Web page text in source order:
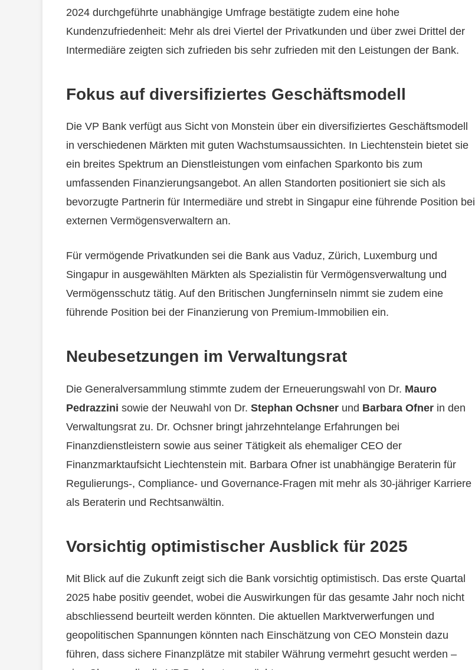
2024 durchgeführte unabhängige Umfrage bestätigte zudem eine hohe
Kundenzufriedenheit: Mehr als drei Viertel der Privatkunden und über zwei Drittel der
Intermediäre zeigten sich zufrieden bis sehr zufrieden mit den Leistungen der Bank.
Fokus auf diversifiziertes Geschäftsmodell
Die VP Bank verfügt aus Sicht von Monstein über ein diversifiziertes Geschäftsmodell
in verschiedenen Märkten mit guten Wachstumsaussichten. In Liechtenstein bietet sie
ein breites Spektrum an Dienstleistungen vom einfachen Sparkonto bis zum
umfassenden Finanzierungsangebot. An allen Standorten positioniert sie sich als
bevorzugte Partnerin für Intermediäre und strebt in Singapur eine führende Position bei
externen Vermögensverwaltern an.
Für vermögende Privatkunden sei die Bank aus Vaduz, Zürich, Luxemburg und
Singapur in ausgewählten Märkten als Spezialistin für Vermögensverwaltung und
Vermögensschutz tätig. Auf den Britischen Jungferninseln nimmt sie zudem eine
führende Position bei der Finanzierung von Premium-Immobilien ein.
Neubesetzungen im Verwaltungsrat
Die Generalversammlung stimmte zudem der Erneuerungswahl von Dr. Mauro
Pedrazzini sowie der Neuwahl von Dr. Stephan Ochsner und Barbara Ofner in den
Verwaltungsrat zu. Dr. Ochsner bringt jahrzehntelange Erfahrungen bei
Finanzdienstleistern sowie aus seiner Tätigkeit als ehemaliger CEO der
Finanzmarktaufsicht Liechtenstein mit. Barbara Ofner ist unabhängige Beraterin für
Regulierungs-, Compliance- und Governance-Fragen mit mehr als 30-jähriger Karriere
als Beraterin und Rechtsanwältin.
Vorsichtig optimistischer Ausblick für 2025
Mit Blick auf die Zukunft zeigt sich die Bank vorsichtig optimistisch. Das erste Quartal
2025 habe positiv geendet, wobei die Auswirkungen für das gesamte Jahr noch nicht
abschliessend beurteilt werden könnten. Die aktuellen Marktverwerfungen und
geopolitischen Spannungen könnten nach Einschätzung von CEO Monstein dazu
führen, dass sichere Finanzplätze mit stabiler Währung vermehrt gesucht werden –